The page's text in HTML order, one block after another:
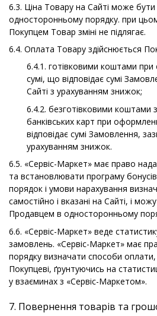
6.3. Ціна Товару на Сайті може
односторонньому порядку. при
Покупцем Товар зміні не підлягає.
6.4. Оплата Товару здійснюється
6.4.1. готівковими коштами
сумі, що відповідає сумі
Сайті з урахуванням знижок;
6.4.2. безготівковими коштами
банківських карт при
відповідає сумі Замовлення,
урахуванням знижок.
6.5. «Сервіс-Маркет» має право
та встановлювати програму
порядок і умови нарахування
самостійно і вказані на Сайті, і
Продавцем в односторонньому
6.6. «Сервіс-Маркет» веде
замовлень. «Сервіс-Маркет» має
порядку визначати способи оплати,
Покупцеві, ґрунтуючись на
у взаєминах з «Сервіс-Маркетом».
7. Повернення товарів та